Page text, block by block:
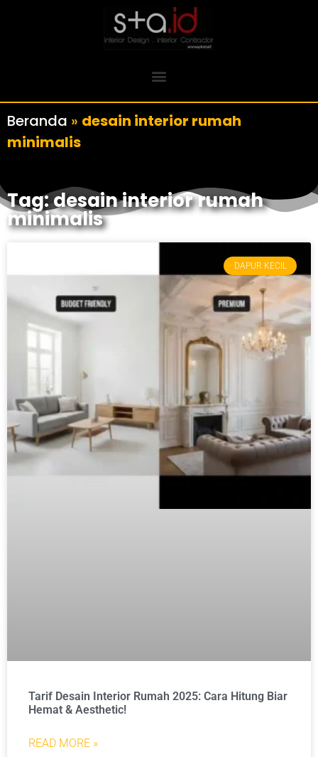
Beranda » desain interior rumah
minimalis
Tag: desain interior rumah
minimalis
DAPUR KECIL
Tarif Desain Interior Rumah 2025: Cara Hitung Biar
Hemat & Aesthetic!
READ MORE »